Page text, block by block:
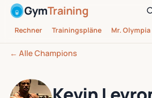
GymTraining
Rechner Trainingspläne Mr. Olympia
← Alle Champions